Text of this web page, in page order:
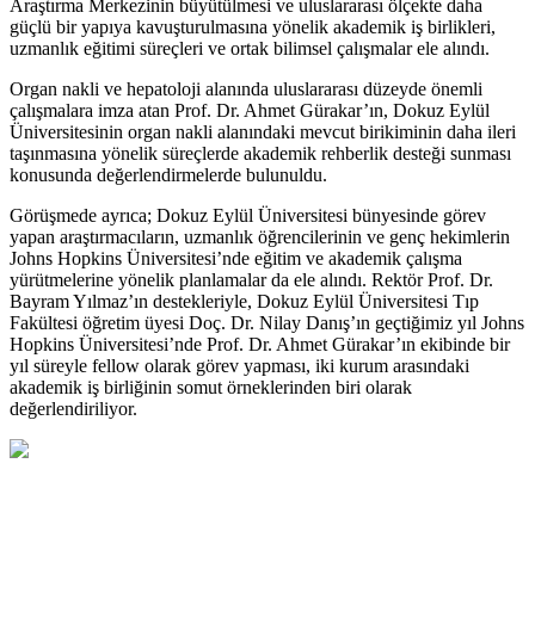
Araştırma Merkezinin büyütülmesi ve uluslararası ölçekte daha
güçlü bir yapıya kavuşturulmasına yönelik akademik iş birlikleri,
uzmanlık eğitimi süreçleri ve ortak bilimsel çalışmalar ele alındı.
Organ nakli ve hepatoloji alanında uluslararası düzeyde önemli
çalışmalara imza atan Prof. Dr. Ahmet Gürakar’ın, Dokuz Eylül
Üniversitesinin organ nakli alanındaki mevcut birikiminin daha ileri
taşınmasına yönelik süreçlerde akademik rehberlik desteği sunması
konusunda değerlendirmelerde bulunuldu.
Görüşmede ayrıca; Dokuz Eylül Üniversitesi bünyesinde görev
yapan araştırmacıların, uzmanlık öğrencilerinin ve genç hekimlerin
Johns Hopkins Üniversitesi’nde eğitim ve akademik çalışma
yürütmelerine yönelik planlamalar da ele alındı. Rektör Prof. Dr.
Bayram Yılmaz’ın destekleriyle, Dokuz Eylül Üniversitesi Tıp
Fakültesi öğretim üyesi Doç. Dr. Nilay Danış’ın geçtiğimiz yıl Johns
Hopkins Üniversitesi’nde Prof. Dr. Ahmet Gürakar’ın ekibinde bir
yıl süreyle fellow olarak görev yapması, iki kurum arasındaki
akademik iş birliğinin somut örneklerinden biri olarak
değerlendiriliyor.